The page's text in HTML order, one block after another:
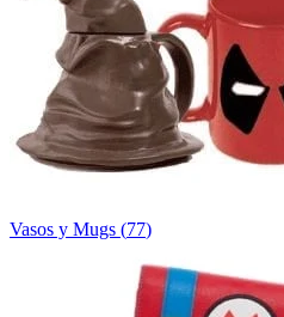
Vasos y Mugs (77)